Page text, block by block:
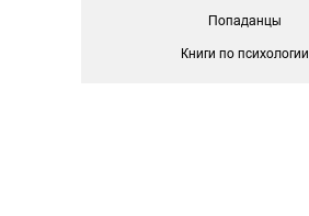
Попаданцы
Книги по психологии